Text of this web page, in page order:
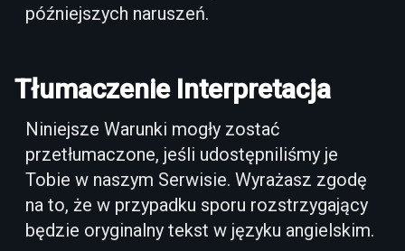
późniejszych naruszeń.
Tłumaczenie Interpretacja
Niniejsze Warunki mogły zostać
przetłumaczone, jeśli udostępniliśmy je
Tobie w naszym Serwisie. Wyrażasz zgodę
na to, że w przypadku sporu rozstrzygający
będzie oryginalny tekst w języku angielskim.